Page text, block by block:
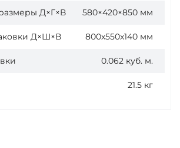
Д×Г×В 580×420×850 мм
Д×Ш×В 800х550х140 мм
0.062 куб. м.
21.5 кг